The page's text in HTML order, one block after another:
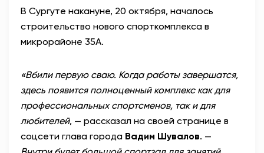
АНТИТЕРРОР
ОФИЦИАЛЬНО
81,41 94,06
В Сургуте накануне, 20 октября, началось
строительство нового спорткомплекса в
микрорайоне 35А.
«Вбили первую сваю. Когда работы завершатся,
здесь появится полноценный комплекс как для
профессиональных спортсменов, так и для
любителей, — рассказал на своей странице в
соцсети глава города Вадим Шувалов. —